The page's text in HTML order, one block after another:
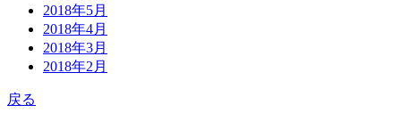
2018年5月
2018年4月
2018年3月
2018年2月
戻る